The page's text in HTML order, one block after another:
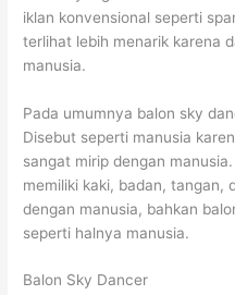
iklan konvensional seperti
terlihat lebih menarik karena
manusia.
Pada umumnya balon sky
Disebut seperti manusia
sangat mirip dengan
memiliki kaki, badan, tangan,
dengan manusia, bahkan
seperti halnya manusia.
Balon Sky Dancer